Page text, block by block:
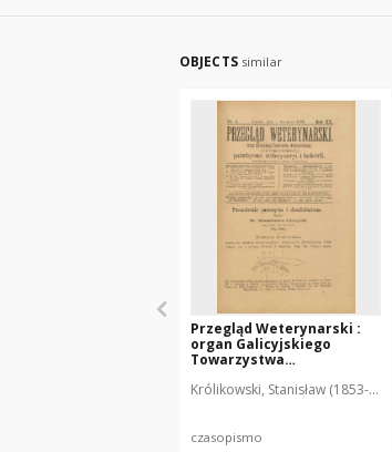
OBJECTS similar
Przegląd Weterynarski :
organ Galicyjskiego
Towarzystwa
czasopismo poświęcone
Królikowski, Stanisław (1853-
czasopismo